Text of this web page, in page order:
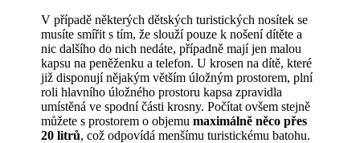
V případě některých dětských turistických nosítek se
musíte smířit s tím, že slouží pouze k nošení dítěte a
nic dalšího do nich nedáte, případně mají jen malou
kapsu na peněženku a telefon. U krosen na dítě, které
již disponují nějakým větším úložným prostorem, plní
roli hlavního úložného prostoru kapsa zpravidla
umístěná ve spodní části krosny. Počítat ovšem stejně
můžete s prostorem o objemumaximálně něco přes
20 litrů, což odpovídá menšímu turistickému batohu.